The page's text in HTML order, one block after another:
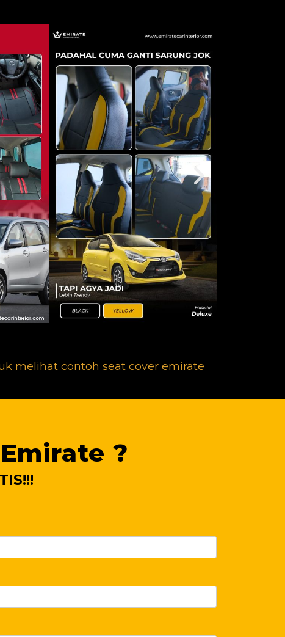
melihat contoh seat cover emirate
?